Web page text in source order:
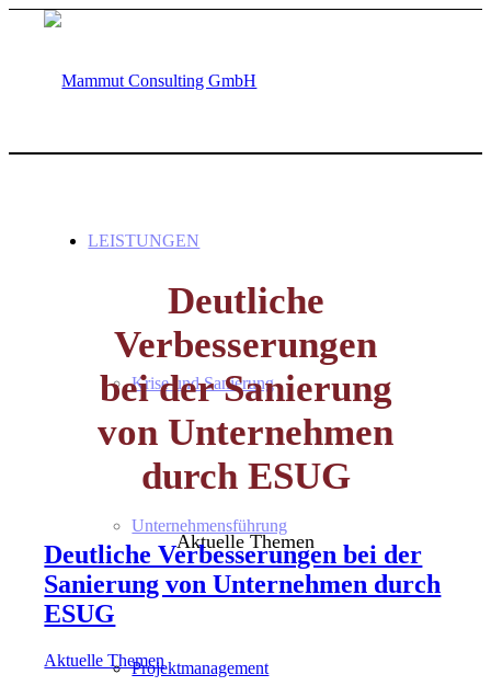
LEISTUNGEN
Krise und Sanierung
Unternehmensführung
Projektmanagement
Deutliche
Verbesserungen
bei der Sanierung
von Unternehmen
durch ESUG
Aktuelle Themen
Deutliche Verbesserungen bei der
Sanierung von Unternehmen durch
ESUG
Aktuelle Themen